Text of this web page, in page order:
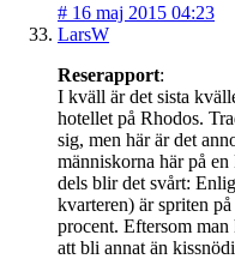
# 16 maj 2015 04:23
LarsW
Reserapport:
I kväll är det sista
hotellet på Rhodos.
sig, men här är det
människorna här på
dels blir det svårt:
kvarteren) är spriten
procent. Eftersom man
att bli annat än